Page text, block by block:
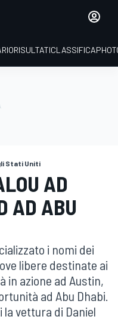
RISULTATICLASSIFICA
Stati Uniti
AD
AD ABU
i nomi dei
libere destinate ai
in azione ad Austin,
ad Abu Dhabi.
la vettura di Daniel